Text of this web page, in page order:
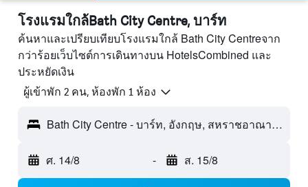
โรงแรมใกล้Bath City Centre, บาร์ท
ค้นหาและเปรียบเทียบโรงแรมใกล้ Bath City Centreจาก
กว่าร้อยเว็บไซต์การเดินทางบน HotelsCombined และ
ประหยัดเงิน
ผู้เข้าพัก 2 คน, ห้องพัก 1 ห้อง
Bath City Centre - บาร์ท, อังกฤษ, สหราชอาณาจักร
ศ. 14/8 - ส. 15/8